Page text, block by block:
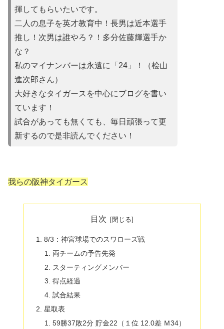
揮してもらいたいです。
二人の息子を英才教育中！長男は近本選手
推し！次男は誰やろ？！多分佐藤輝選手か
な？
私のマイナンバーは永遠に「24」！（桧山
進次郎さん）
大好きなタイガースを中心にブログを書い
ています！
試合があって も無くても、毎日頑張って更
新するので是非読んでください！
我らの阪神タイガース
目次
8/3：神宮球場でのスワローズ戦
両チームの予告先発
スターティングメンバー
得点経過
試合結果
星取表
59勝37敗2分 貯金22（１位 12.0差 Ｍ34）